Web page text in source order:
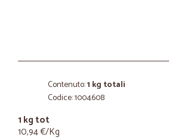
Contenuto:1 kg totali
Codice: 1004608
1 kg tot
10,94 €/Kg